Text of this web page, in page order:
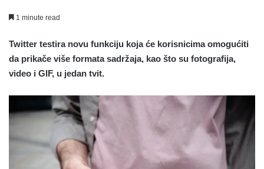
1 minute read
Twitter testira novu funkciju koja će korisnicima omogućiti
da prikače više formata sadržaja, kao što su fotografija,
video i GIF, u jedan tvit.